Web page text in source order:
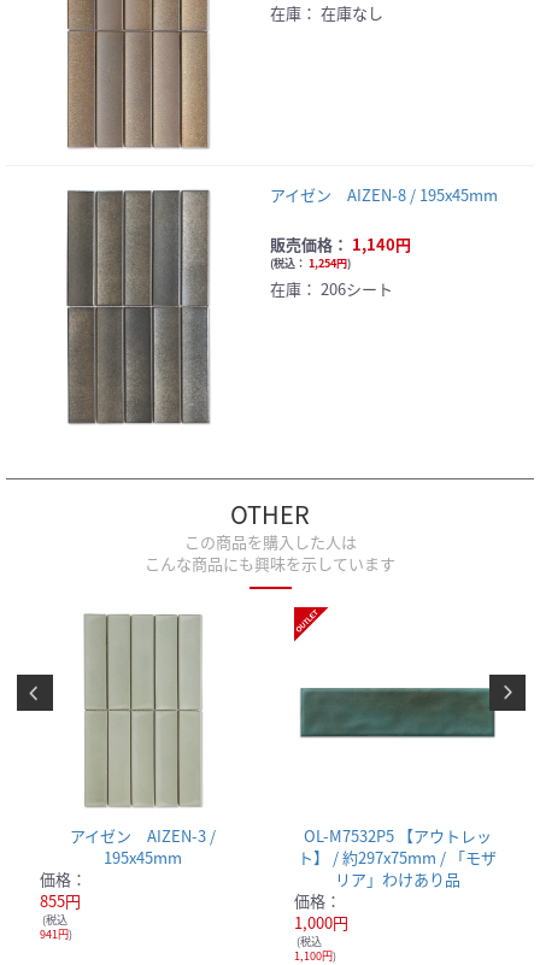
在庫： 在庫なし
アイゼン AIZEN-8 / 195x45mm
販売価格： 1,140円
(税込： 1,254円)
在庫： 206シート
OTHER
この商品を購入した人は
こんな商品にも興味を示しています
アイゼン AIZEN-3 /
195x45mm
価格：
855円
(税込
941円)
OL-M7532P5 【アウトレッ
ト】 / 約297x75mm / 「モザ
リア」わけあり品
価格：
1,000円
(税込
1,100円)